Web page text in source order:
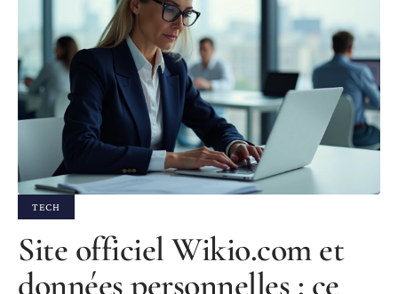
TECH
Site officiel Wikio.com et
données personnelles : ce